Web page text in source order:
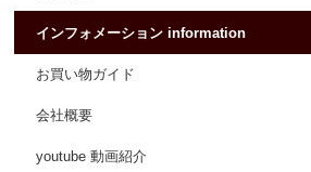
インフォメーション information
お買い物ガイド
会社概要
youtube 動画紹介